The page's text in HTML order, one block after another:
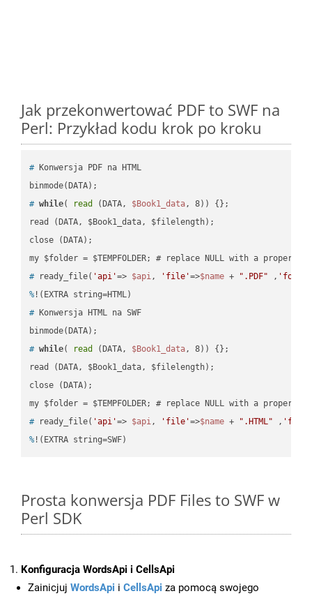
Jak przekonwertować PDF to SWF na
Perl: Przykład kodu krok po kroku
# Konwersja PDF na HTML
# while( read (DATA, $Book1_data, 8)) {};
read (DATA, $Book1_data, $filelength);
close (DATA);
# ready_file( 'api'=> $api, 'file'=>$name + ".PDF" ,
% !(EXTRA string=HTML)
# Konwersja HTML na SWF
# while( read (DATA, $Book1_data, 8)) {};
read (DATA, $Book1_data, $filelength);
close (DATA);
# ready_file( 'api'=> $api, 'file'=>$name + ".HTML" ,
% !(EXTRA string=SWF)
Prosta konwersja PDF Files to SWF w
Perl SDK
Konfiguracja WordsApi i CellsApi
Zainicjuj WordsApi i CellsApi za pomocą swojego